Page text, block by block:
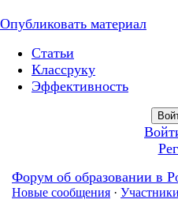
Опубликовать материал
Статьи
Классруку
Эффективность
Форум об образовании в
Новые сообщения · Участники